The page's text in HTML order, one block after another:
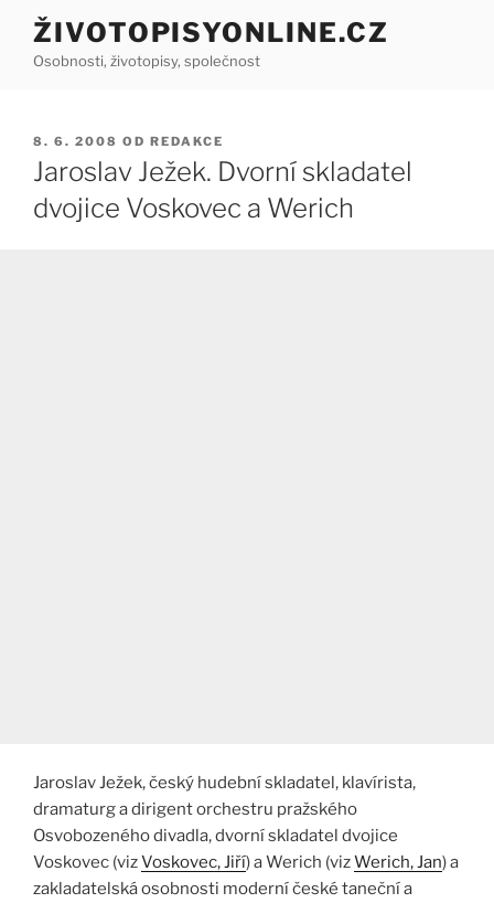
Přejít
obsahu
ŽIVOTOPISYONLINE.CZ
Osobnosti, životopisy, společnost
PUBLIKOVÁNO
8. 6. 2008 OD REDAKCE
Jaroslav Ježek. Dvorní skladatel
dvojice Voskovec a Werich
Jaroslav Ježek, český hudební skladatel, klavírista,
dramaturg a dirigent orchestru pražského
Osvobozeného divadla, dvorní skladatel dvojice
Voskovec (vizVoskovec, Jiří) a Werich (vizWerich, Jan) a
zakladatelská osobnosti moderní české taneční a